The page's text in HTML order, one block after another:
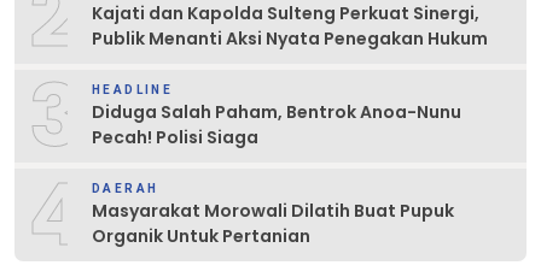
Kajati dan Kapolda Sulteng Perkuat Sinergi,
Publik Menanti Aksi Nyata Penegakan Hukum
3 HEADLINE
Diduga Salah Paham, Bentrok Anoa-Nunu
Pecah! Polisi Siaga
4 DAERAH
Masyarakat Morowali Dilatih Buat Pupuk
Organik Untuk Pertanian